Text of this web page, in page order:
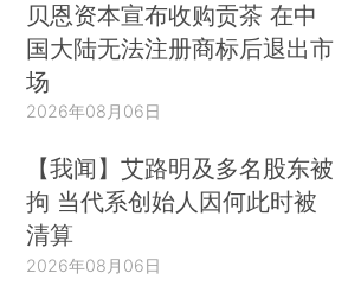
到了其他地区，先是欧洲，再到
的传播速度远超预期，供应链还
到3月19日，福特公司才停止其
了其在欧洲和美国的工厂。
Plant Closures： The Automotive
to the Pandemic”，Road Show，
国内外的零部件供应商也纷纷关
贝恩资本宣布收购贡茶 在中
国大陆无法注册商标后退出市
场
2026年08月06日
【我闻】艾路明及多名股东被
拘 当代系创始人因何此时被
清算
2026年08月06日